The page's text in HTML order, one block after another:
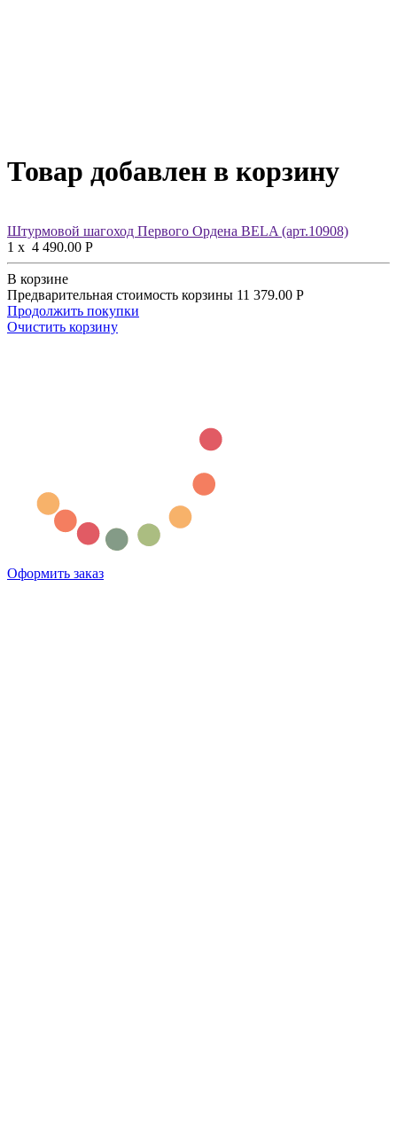
Товар добавлен в корзину
Штурмовой шагоход Первого Ордена BELA (арт.10908)
1 x 4 490.00 Р
В корзине
Предварительная стоимость корзины 11 379.00 Р
Продолжить покупки
Очистить корзину
Оформить заказ